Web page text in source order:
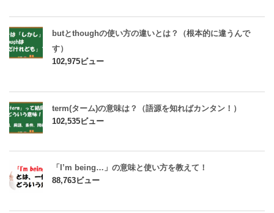
butとthoughの使い方の違いとは？（根本的に違うんで
す）
102,975ビュー
term(ターム)の意味は？（語源を知ればカンタン！）
102,535ビュー
「I’m being…」の意味と使い方を教えて！
88,763ビュー